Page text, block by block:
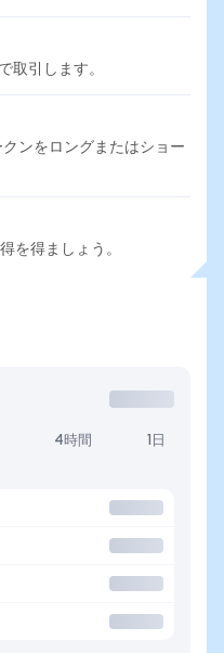
取引します。
ンをロングまたはショー
を得ましょう。
4時間 1日